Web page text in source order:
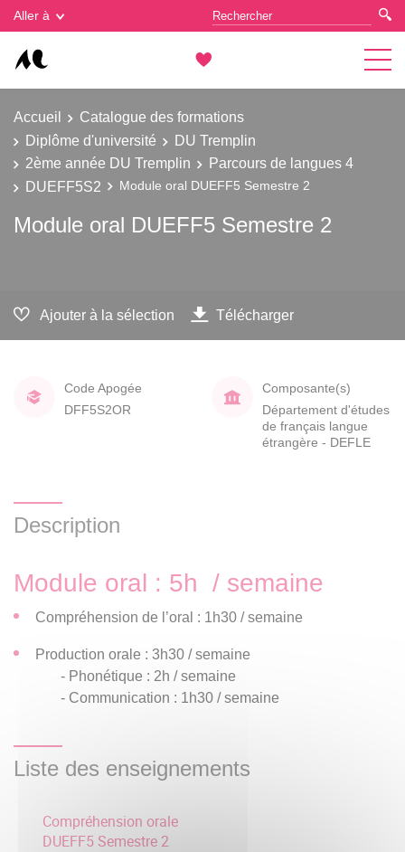
Aller à
Accueil
Catalogue des formations
Diplôme d'université
DU Tremplin
2ème année DU Tremplin
Parcours de langues 4
DUEFF5S2
Module oral DUEFF5 Semestre 2
Module oral DUEFF5 Semestre 2
Ajouter à la sélection Télécharger
Code Apogée
DFF5S2OR
Composante(s)
Département d'études
de français langue
étrangère - DEFLE
Description
Module oral : 5h / semaine
Compréhension de l’oral : 1h30 / semaine
Production orale : 3h30 / semaine
- Phonétique : 2h / semaine
- Communication : 1h30 / semaine
Liste des enseignements
Compréhension orale
DUEFF5 Semestre 2
Gestion des cookies